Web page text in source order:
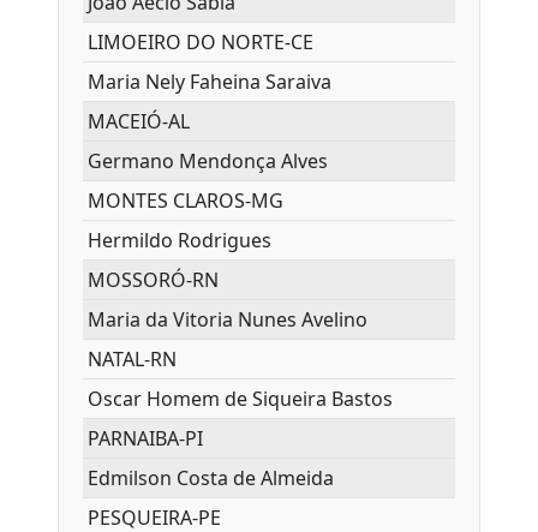
LIMOEIRO DO NORTE-CE
Maria Nely Faheina Saraiva
MACEIÓ-AL
Germano Mendonça Alves
MONTES CLAROS-MG
Hermildo Rodrigues
MOSSORÓ-RN
Maria da Vitoria Nunes Avelino
NATAL-RN
Oscar Homem de Siqueira Bastos
PARNAIBA-PI
Edmilson Costa de Almeida
PESQUEIRA-PE